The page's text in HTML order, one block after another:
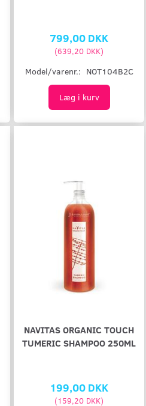
799,00 DKK
(639,20 DKK)
Model/varenr.: NOT104B2C
Læg i kurv
NAVITAS ORGANIC TOUCH
TUMERIC SHAMPOO 250ML
199,00 DKK
(159,20 DKK)